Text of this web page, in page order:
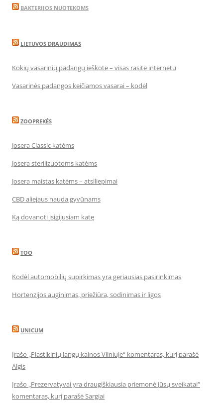
BAKTERIJOS NUOTEKOMS
LIETUVOS DRAUDIMAS
Kokių vasarinių padangų ieškote – visas rasite internetu
Vasarinės padangos keičiamos vasarai – kodėl
ZOOPREKĖS
Josera Classic katėms
Josera sterilizuotoms katėms
Josera maistas katėms – atsiliepimai
CBD aliejaus nauda gyvūnams
Ką dovanoti įsigijusiam katę
TOO
Kodėl automobilių supirkimas yra geriausias pasirinkimas
Hortenzijos auginimas, priežiūra, sodinimas ir ligos
UNICUM
Įrašo „Plastikinių langų kainos Vilniuje“ komentaras, kurį parašė
Algis
Įrašo „Prezervatyvai yra draugiškiausia priemonė Jūsų sveikatai“
komentaras, kurį parašė Sargiai